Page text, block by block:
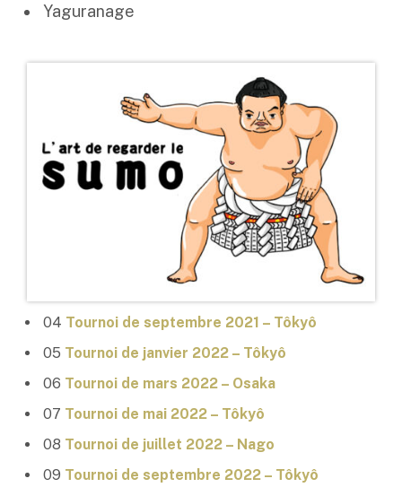
Yaguranage
04 Tournoi de septembre 2021 – Tôkyô
05 Tournoi de janvier 2022 – Tôkyô
06 Tournoi de mars 2022 – Osaka
07 Tournoi de mai 2022 – Tôkyô
08 Tournoi de juillet 2022 – Nago
09 Tournoi de septembre 2022 – Tôkyô